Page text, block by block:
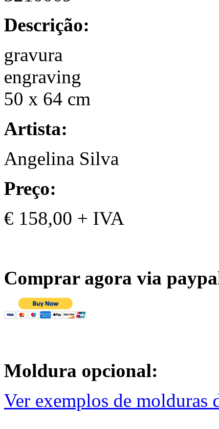
Descrição:
gravura
engraving
50 x 64 cm
Artista:
Angelina Silva
Preço:
€ 158,00 + IVA
Comprar agora via
Moldura opcional:
Ver exemplos de molduras